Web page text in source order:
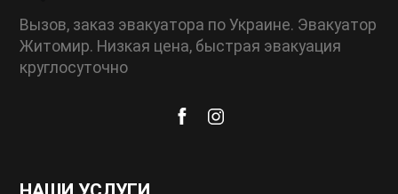
Вызов, заказ эвакуатора по Украине. Эвакуатор
Житомир. Низкая цена, быстрая эвакуация
круглосуточно